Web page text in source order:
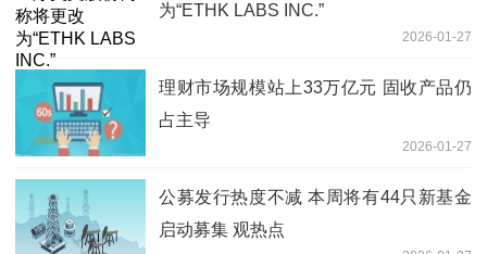
为“ETHK LABS INC.”
2026-01-27
理财市场规模站上33万亿元 固收产品仍
占主导
2026-01-27
公募发行热度不减 本周将有44只新基金
启动募集 观热点